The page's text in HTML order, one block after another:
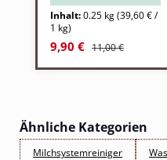
Inhalt:0.25 kg(39,60 € /
1 kg)
Verkaufspreis:
9,90 € Regulärer Preis:
11,00 €
Ähnliche Kategorien
Milchsystemreiniger